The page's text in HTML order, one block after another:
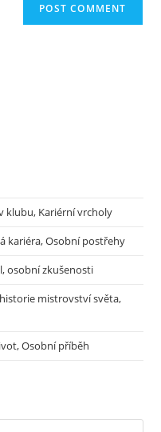
klubu, Kariérní vrcholy
kariéra, Osobní postřehy
osobní zkušenosti
mistrovství světa,
Osobní příběh